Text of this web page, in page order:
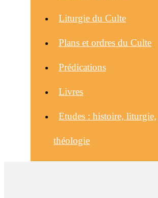
Liturgie du Culte
Plans et ordres du Culte
Prédications
Livres
Etudes : histoire, liturgie,
théologie